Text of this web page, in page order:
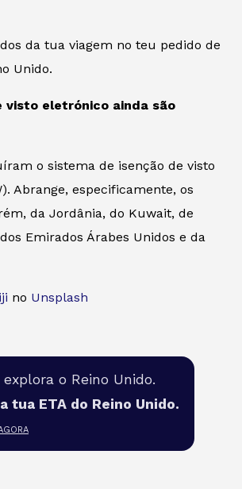
da tua viagem no teu pedido de
Unido.
visto eletrónico ainda são
o sistema de isenção de visto
Abrange, especificamente, os
da Jordânia, do Kuwait, de
Emirados Árabes Unidos e da
no Unsplash
o Reino Unido.
tua ETA do Reino Unido.